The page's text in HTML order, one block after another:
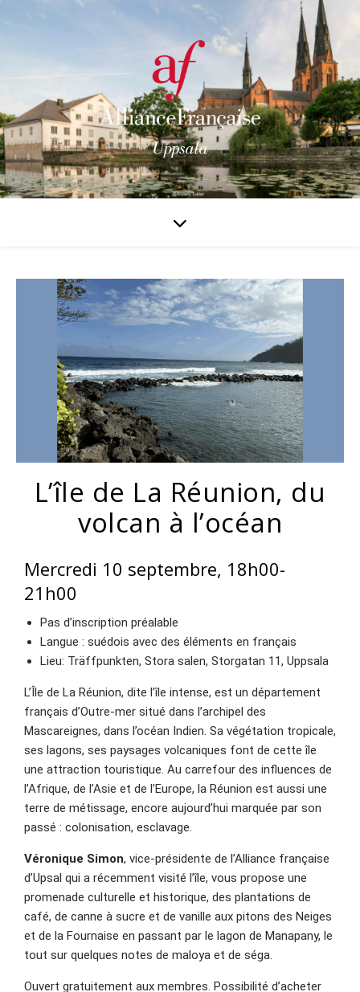
L’île de La Réunion, du
volcan à l’océan
Mercredi 10 septembre, 18h00-
21h00
Pas d’inscription préalable
Langue : suédois avec des éléments en français
Lieu: Träffpunkten, Stora salen, Storgatan 11, Uppsala
L’Île de La Réunion, dite l’île intense, est un département
français d’Outre-mer situé dans l’archipel des
Mascareignes, dans l’océan Indien. Sa végétation tropicale,
ses lagons, ses paysages volcaniques font de cette île
une attraction touristique. Au carrefour des influences de
l’Afrique, de l’Asie et de l’Europe, la Réunion est aussi une
terre de métissage, encore aujourd’hui marquée par son
passé : colonisation, esclavage.
Véronique Simon, vice-présidente de l’Alliance française
d’Upsal qui a récemment visité l’île, vous propose une
promenade culturelle et historique, des plantations de
café, de canne à sucre et de vanille aux pitons des Neiges
et de la Fournaise en passant par le lagon de Manapany, le
tout sur quelques notes de maloya et de séga.
Ouvert gratuitement aux membres. Possibilité d’acheter